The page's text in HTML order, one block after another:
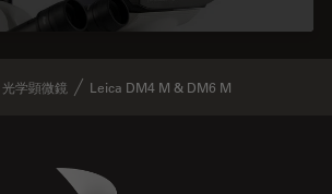
光学顕微鏡 Leica DM4 M & DM6 M
Danaher Logo